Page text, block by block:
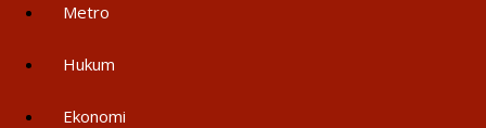
Metro
Hukum
Ekonomi